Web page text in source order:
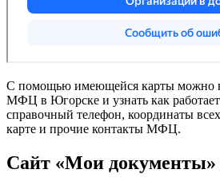
С помощью имеющейся карты можно
МФЦ в Югорске и узнать как
справочный телефон, координаты
карте и прочие контакты МФЦ.
Сайт «Мои